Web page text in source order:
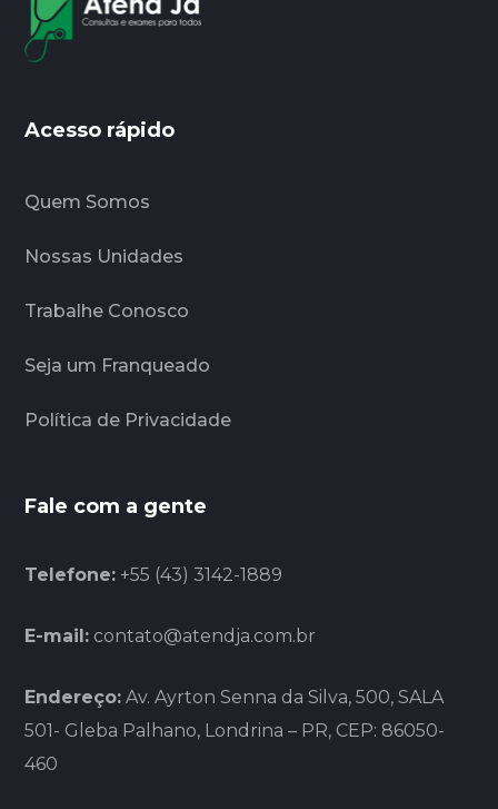
Acesso rápido
Quem Somos
Nossas Unidades
Trabalhe Conosco
Seja um Franqueado
Política de Privacidade
Fale com a gente
Telefone: +55 (43) 3142-1889
E-mail: contato@atendja.com.br
Endereço: Av. Ayrton Senna da Silva, 500, SALA
501- Gleba Palhano, Londrina – PR, CEP: 86050-
460